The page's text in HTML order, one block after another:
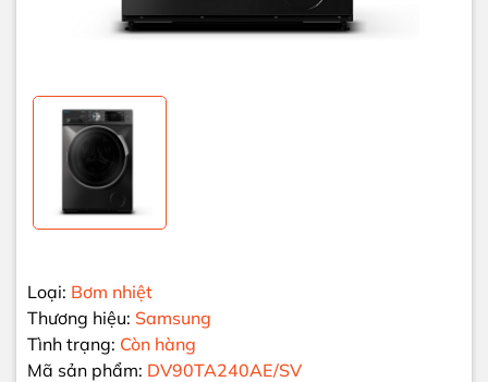
Loại: Bơm nhiệt
Thương hiệu: Samsung
Tình trạng: Còn hàng
Mã sản phẩm: DV90TA240AE/SV